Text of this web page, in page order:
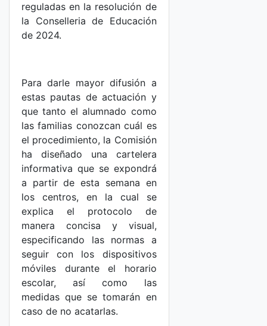
reguladas en la resolución de
la Conselleria de Educación
de 2024.
Para darle mayor difusión a
estas pautas de actuación y
que tanto el alumnado como
las familias conozcan cuál es
el procedimiento, la Comisión
ha diseñado una cartelera
informativa que se expondrá
a partir de esta semana en
los centros, en la cual se
explica el protocolo de
manera concisa y visual,
especificando las normas a
seguir con los dispositivos
móviles durante el horario
escolar, así como las
medidas que se tomarán en
caso de no acatarlas.